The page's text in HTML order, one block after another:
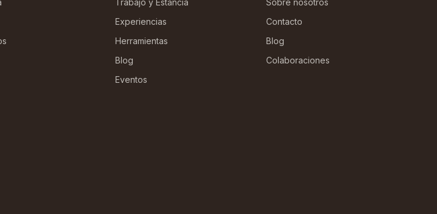
Trabajo y Estancia
Experiencias
Herramientas
Blog
Eventos
Sobre nosotros
Contacto
Blog
Colaboraciones